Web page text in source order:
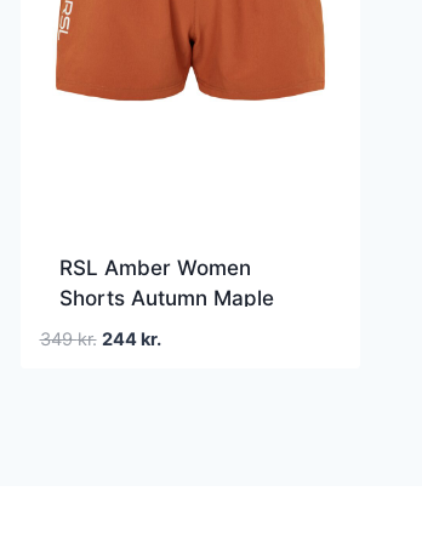
RSL Amber Women
Shorts Autumn Maple
349kr. Den
244kr.Den